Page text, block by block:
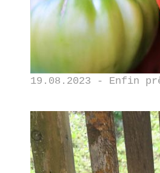
19.08.2023 - Enfin